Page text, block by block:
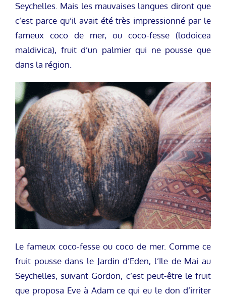
Seychelles. Mais les mauvaises langues diront que
c’est parce qu’il avait été très impressionné par le
fameux coco de mer, ou coco-fesse (lodoicea
maldivica), fruit d’un palmier qui ne pousse que
dans la région.
Le fameux coco-fesse ou coco de mer. Comme ce
fruit pousse dans le Jardin d’Eden, l’Ile de Mai au
Seychelles, suivant Gordon, c’est peut-être le fruit
que proposa Eve à Adam ce qui eu le don d’irriter